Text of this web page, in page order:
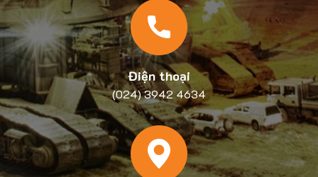
Điện thoại
(024) 3942 4634